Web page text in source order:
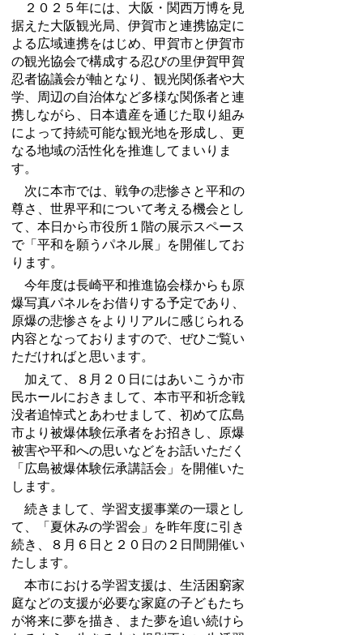
２０２５年には、大阪・関西万博を見
据えた大阪観光局、伊賀市と連携協定に
よる広域連携をはじめ、甲賀市と伊賀市
の観光協会で構成する忍びの里伊賀甲賀
忍者協議会が軸となり、観光関係者や大
学、周辺の自治体など多様な関係者と連
携しながら、日本遺産を通じた取り組み
によって持続可能な観光地を形成し、更
なる地域の活性化を推進してまいりま
す。
次に本市では、戦争の悲惨さと平和の
尊さ、世界平和について考える機会とし
て、本日から市役所１階の展示スペース
で「平和を願うパネル展」を開催してお
ります。
今年度は長崎平和推進協会様からも原
爆写真パネルをお借りする予定であり、
原爆の悲惨さをよりリアルに感じられる
内容となっておりますので、ぜひご覧い
ただければと思います。
加えて、８月２０日にはあいこうか市
民ホールにおきまして、本市平和祈念戦
没者追悼式とあわせまして、初めて広島
市より被爆体験伝承者をお招きし、原爆
被害や平和への思いなどをお話いただく
「広島被爆体験伝承講話会」を開催いた
します。
続きまして、学習支援事業の一環とし
て、「夏休みの学習会」を昨年度に引き
続き、８月６日と２０日の２日間開催い
たします。
本市における学習支援は、生活困窮家
庭などの支援が必要な家庭の子どもたち
が将来に夢を描き、また夢を追い続けら